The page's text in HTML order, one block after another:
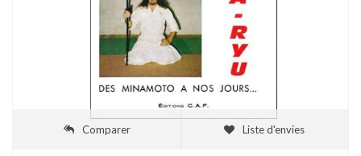
Comparer Liste d'envies